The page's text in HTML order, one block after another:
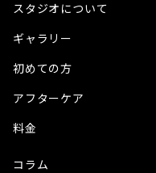
スタジオについて
ギャラリー
初めての方
アフターケア
料金
コラム